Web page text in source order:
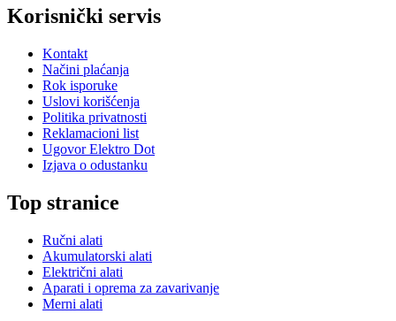
Korisnički servis
Kontakt
Načini plaćanja
Rok isporuke
Uslovi korišćenja
Politika privatnosti
Reklamacioni list
Ugovor Elektro Dot
Izjava o odustanku
Top stranice
Ručni alati
Akumulatorski alati
Električni alati
Aparati i oprema za zavarivanje
Merni alati